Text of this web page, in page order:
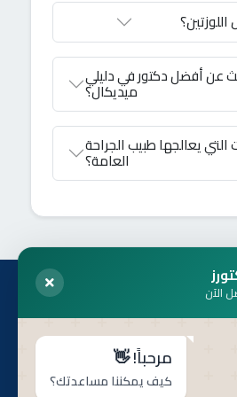
عن أفضل دكتور في دليلي
ميديكال؟
التي يعالجها طبيب الجراحة
العامة؟
هل أنت طبيب ؟
أنضم إلى أطباء الدكتورز
الآن
مرحباً! 👋
كيف يمكننا مساعدتك؟